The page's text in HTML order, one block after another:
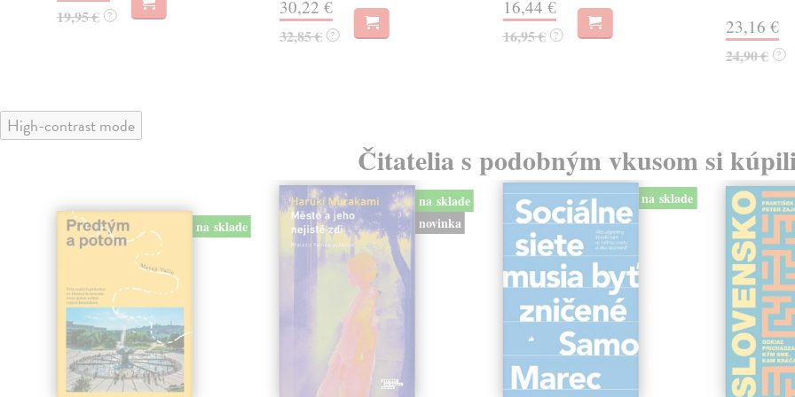
19,95 € ? 30,22 €
32,85 € ?
16,44 €
16,95 € ? 23,16 €
24,90 € ?
High-contrast mode
Čitatelia s podobným vkusom si
na sklade
na sklade
novinka
na sklade